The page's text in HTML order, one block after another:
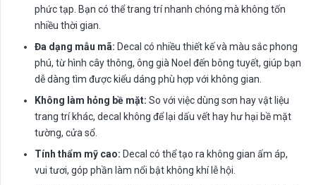
phức tạp. Bạn có thể trang trí nhanh chóng mà không tốn
nhiều thời gian.
Đa dạng mẫu mã: Decal có nhiều thiết kế và màu sắc phong
phú, từ hình cây thông, ông già Noel đến bông tuyết, giúp bạn
dễ dàng tìm được kiểu dáng phù hợp với không gian.
Không làm hỏng bề mặt: So với việc dùng sơn hay vật liệu
trang trí khác, decal không để lại dấu vết hay hư hại bề mặt
tường, cửa sổ.
Tính thẩm mỹ cao: Decal có thể tạo ra không gian ấm áp,
vui tươi, góp phần làm nổi bật không khí lễ hội.